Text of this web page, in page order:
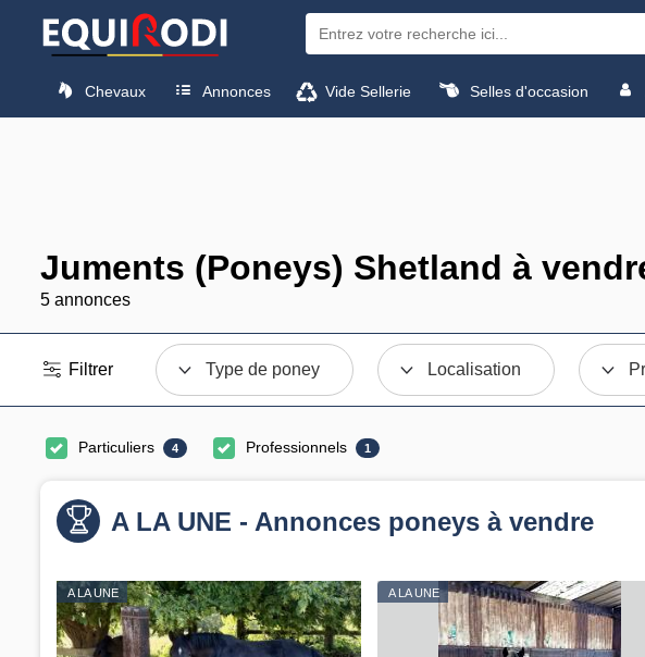
Chevaux Annonces Vide Sellerie Selles d'occasion
Juments (Poneys) Shetland à
5 annonces
Filtrer Type de poney Localisation
Particuliers 4 Professionnels 1
A LA UNE - Annonces poneys à vendre
A LA UNE A LA UNE